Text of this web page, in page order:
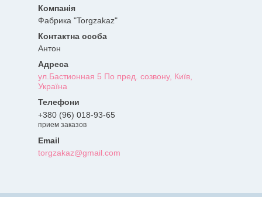
Фабрика "Torgzakaz"
Антон
ул.Бастионная 5 По пред. созвону, Київ,
Україна
+380 (96) 018-93-65
прием заказов
torgzakaz@gmail.com